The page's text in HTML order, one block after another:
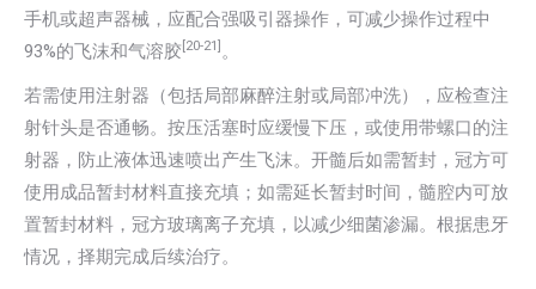
手机或超声器械，应配合强吸引器操作，可减少操作过程中
93%的飞沫和气溶胶 [20-21] 。
若需使用注射器（包括局部麻醉注射或局部冲洗），应检查注
射针头是否通畅。按压活塞时应缓慢下压，或使用带螺口的注
射器，防止液体迅速喷出产生飞沫。开髓后如需暂封，冠方可
使用成品暂封材料直接充填；如需延长暂封时间，髓腔内可放
置暂封材料，冠方玻璃离子充填，以减少细菌渗漏。根据患牙
情况，择期完成后续治疗。